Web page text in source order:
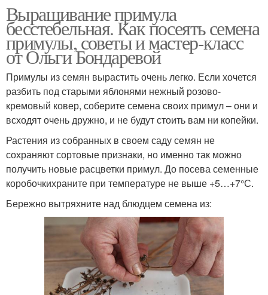
Выращивание примула
бесстебельная. Как посеять семена
примулы, советы и мастер-класс
от Ольги Бондаревой
Примулы из семян вырастить очень легко. Если хочется
разбить под старыми яблонями нежный розово-
кремовый ковер, соберите семена своих примул – они и
всходят очень дружно, и не будут стоить вам ни копейки.
Растения из собранных в своем саду семян не
сохраняют сортовые признаки, но именно так можно
получить новые расцветки примул. До посева семенные
коробочкихраните при температуре не выше +5…+7°С.
Бережно вытряхните над блюдцем семена из: